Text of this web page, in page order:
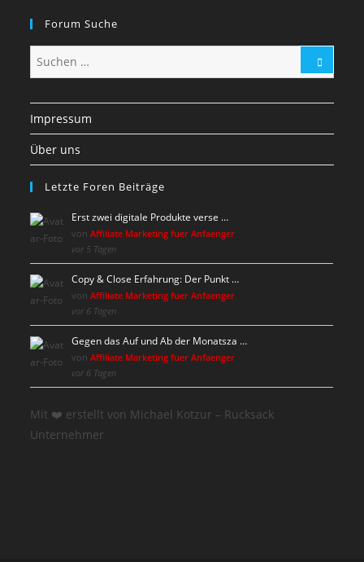
Forum Suche
Impressum
Über uns
Letzte Foren Beiträge
Erst zwei digitale Produkte verse …
vonAffiliate Marketing fuer Anfaenger
vor 5 Tagen
Copy & Close Erfahrung: Der Punkt …
vonAffiliate Marketing fuer Anfaenger
vor 6 Tagen
Gegen das Auf und Ab der Monatsza …
vonAffiliate Marketing fuer Anfaenger
vor 6 Tagen
Mit ❤️ erstellt von Michael Kotzur – Rucksack
Unternehmer